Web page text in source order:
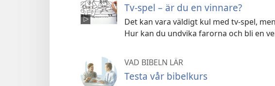
Tv-spel – är du en vinnare?
Det kan vara väldigt kul med tv-spel,
Hur kan du undvika farorna och bli en
VAD BIBELN LÄR
Testa vår bibelkurs